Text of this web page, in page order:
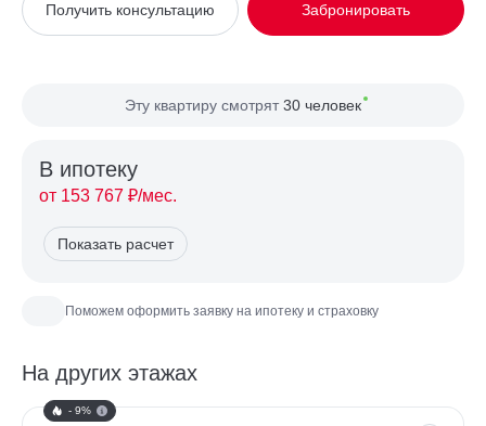
Планировка Односторонняя
Забронировать
Получить консультацию
Эту квартиру смотрят 30 человек
В ипотекy
от 153 767 ₽/мес.
Показать расчет
Поможем оформить заявку на ипотеку и страховку
На других этажах
- 9%